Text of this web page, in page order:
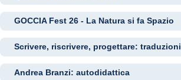
GOCCIA Fest 26 - La Natura si fa Spazio
Scrivere, riscrivere, progettare:
Andrea Branzi: autodidattica